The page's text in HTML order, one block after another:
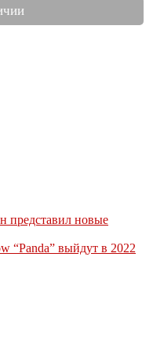
представил новые
“Panda” выйдут в 2022